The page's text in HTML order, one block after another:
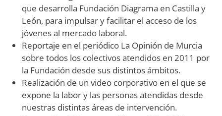
que desarrolla Fundación Diagrama en Castilla y
León, para impulsar y facilitar el acceso de los
jóvenes al mercado laboral.
Reportaje en el periódico La Opinión de Murcia
sobre todos los colectivos atendidos en 2011 por
la Fundación desde sus distintos ámbitos.
Realización de un video corporativo en el que se
expone la labor y las personas atendidas desde
nuestras distintas áreas de intervención.